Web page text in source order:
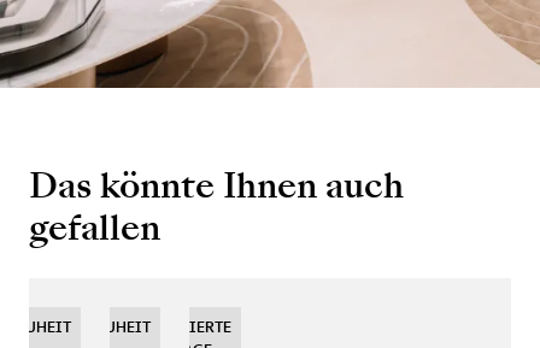
Das könnte Ihnen auch
gefallen
NEUHEIT NEUHEIT
NEUHEIT
LIMITIERTE